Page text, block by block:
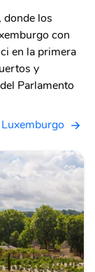
donde los
con
en la primera
y
Parlamento